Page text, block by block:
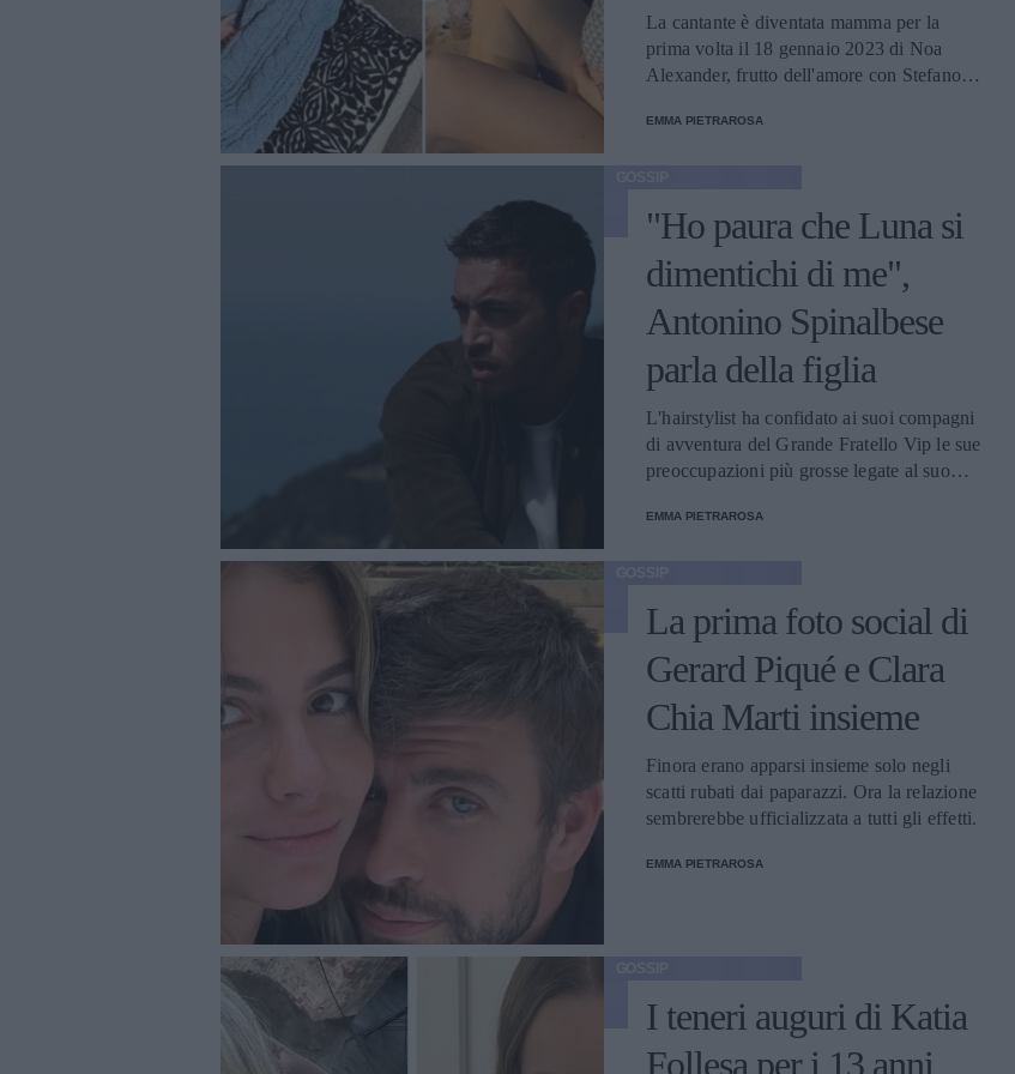
La cantante è diventata mamma per la
prima volta il 18 gennaio 2023 di Noa
Alexander, frutto dell'amore con Stefano
emozioni che stanno provando.
EMMA PIETRAROSA
"Ho paura che Luna si
dimentichi di me",
Antonino Spinalbese
parla della figlia
L'hairstylist ha confidato ai suoi compagni
di avventura del Grande Fratello Vip le sue
preoccupazioni più grosse legate al suo
essere riuscito a creare una famiglia unita.
EMMA PIETRAROSA
La prima foto social di
Gerard Piqué e Clara
Chia Marti insieme
Finora erano apparsi insieme solo negli
scatti rubati dai paparazzi. Ora la relazione
sembrerebbe ufficializzata a tutti gli effetti.
EMMA PIETRAROSA
I teneri auguri di Katia
Follesa per i 13 anni